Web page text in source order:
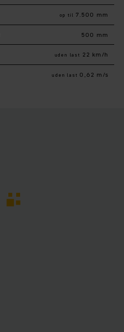
op til 7.500 mm
500 mm
uden last 22 km/h
uden last 0,62 m/s